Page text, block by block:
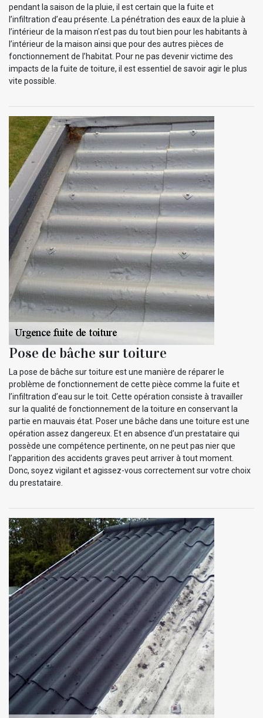
pendant la saison de la pluie, il est certain que la fuite et
l’infiltration d’eau présente. La pénétration des eaux de la pluie à
l’intérieur de la maison n’est pas du tout bien pour les habitants à
l’intérieur de la maison ainsi que pour des autres pièces de
fonctionnement de l’habitat. Pour ne pas devenir victime des
impacts de la fuite de toiture, il est essentiel de savoir agir le plus
vite possible.
Pose de bâche sur toiture
La pose de bâche sur toiture est une manière de réparer le
problème de fonctionnement de cette pièce comme la fuite et
l’infiltration d’eau sur le toit. Cette opération consiste à travailler
sur la qualité de fonctionnement de la toiture en conservant la
partie en mauvais état. Poser une bâche dans une toiture est une
opération assez dangereux. Et en absence d’un prestataire qui
possède une compétence pertinente, on ne peut pas nier que
l’apparition des accidents graves peut arriver à tout moment.
Donc, soyez vigilant et agissez-vous correctement sur votre choix
du prestataire.